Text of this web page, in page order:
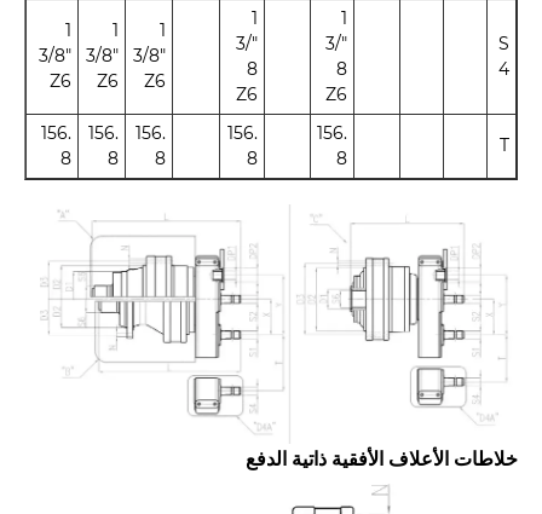
S
4
1
"3/
8
Z6
1
"3/
8
Z6
1
"3/8
Z6
1
"3/8
Z6
1
"3/8
Z6
T
156.
8
156.
8
156.
8
156.
8
156.
8
خلاطات الأعلاف الأفقية ذاتية الدفع